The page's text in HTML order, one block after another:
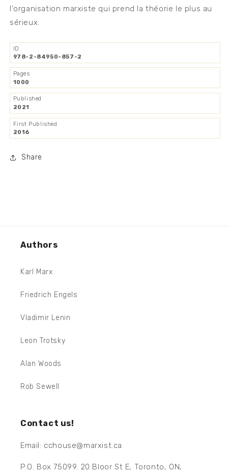
l'organisation marxiste qui prend la théorie le plus au
sérieux.
ID
978-2-84950-857-2
Pages
1000
Published
2021
First Published
2016
Share
Authors
Karl Marx
Friedrich Engels
Vladimir Lenin
Leon Trotsky
Alan Woods
Rob Sewell
Contact us!
Email: cchouse@marxist.ca
P.O. Box 75099. 20 Bloor St E, Toronto, ON,